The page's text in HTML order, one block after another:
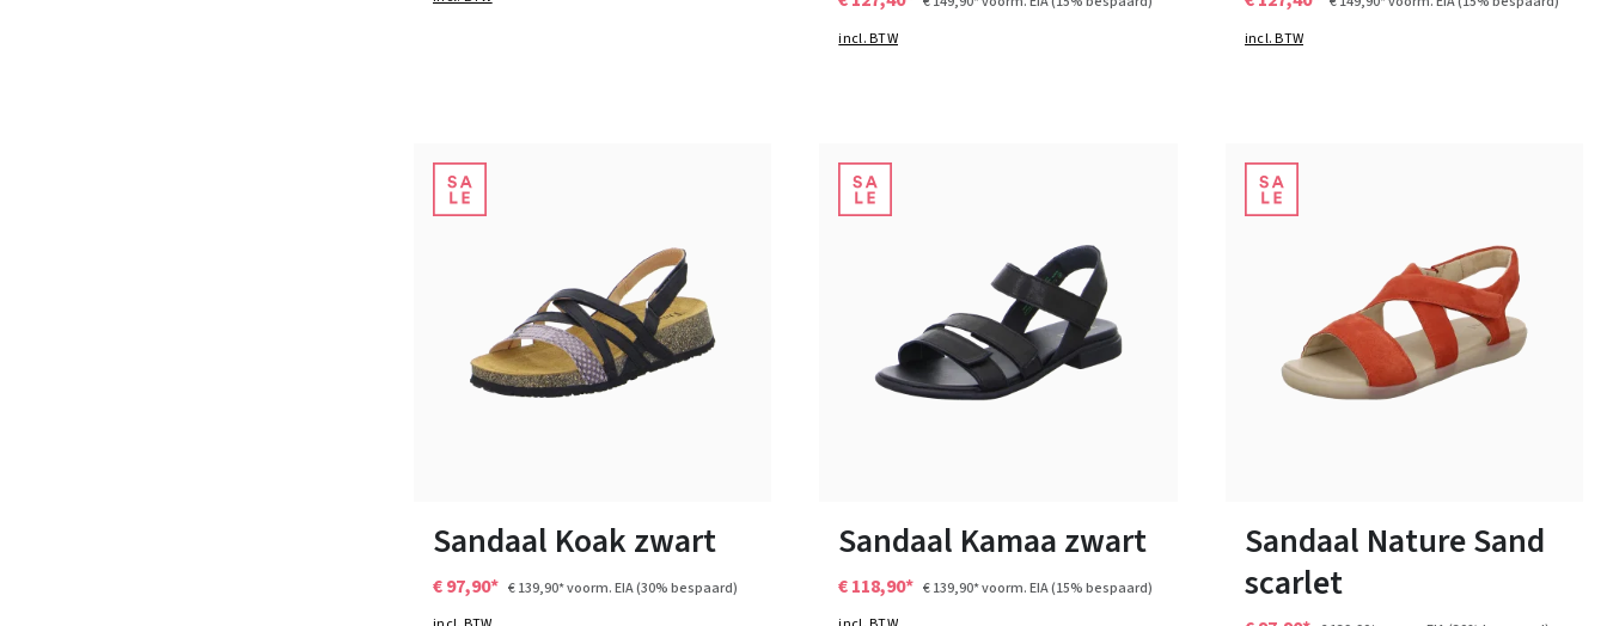
incl. BTW
incl. BTW
Sandaal Koak zwart
€ 97,90* € 139,90*voorm. EIA(30% bespaard)
Sandaal Kamaa zwart
€ 118,90* € 139,90*voorm. EIA(15% bespaard)
Sandaal Nature Sand
scarlet